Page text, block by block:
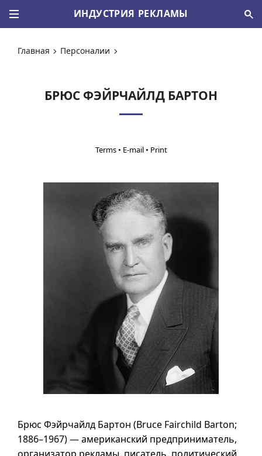
ИНДУСТРИЯ РЕКЛАМЫ
Главная Персоналии
БРЮС ФЭЙРЧАЙЛД БАРТОН
Брюс Фэйрчайлд Бартон (Bruce Fairchild Barton;
1886–1967) — американский предприниматель,
• •